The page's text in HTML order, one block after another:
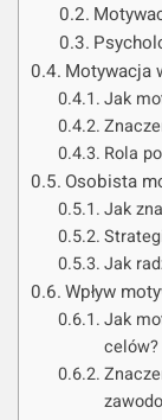
Motywacja
Jak
Rola
Osobista
Jak
Jak
Wpływ
Jak
celów?